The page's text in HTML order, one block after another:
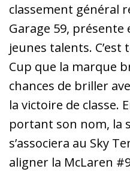
classement général
Garage 59, présente
jeunes talents.
Cup que la marque
chances de briller
la victoire de classe.
portant son nom, la
s’associera au Sky
aligner la McLaren